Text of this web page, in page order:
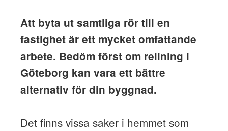
Att byta ut samtliga rör till en
fastighet är ett mycket omfattande
arbete. Bedöm först om relining i
Göteborg kan vara ett bättre
alternativ för din byggnad.
Det finns vissa saker i hemmet som